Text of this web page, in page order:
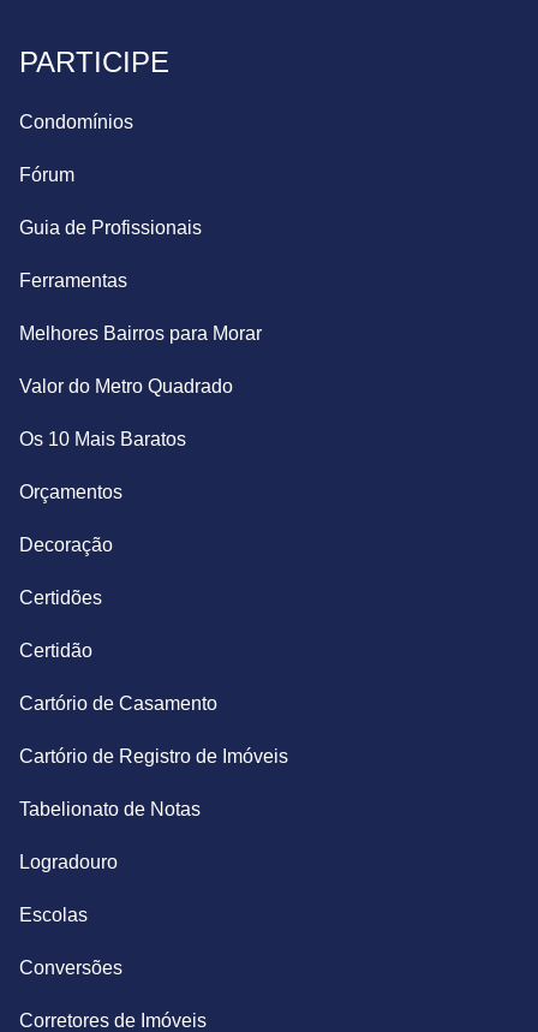
PARTICIPE
Condomínios
Fórum
Guia de Profissionais
Ferramentas
Melhores Bairros para Morar
Valor do Metro Quadrado
Os 10 Mais Baratos
Orçamentos
Decoração
Certidões
Certidão
Cartório de Casamento
Cartório de Registro de Imóveis
Tabelionato de Notas
Logradouro
Escolas
Conversões
Corretores de Imóveis